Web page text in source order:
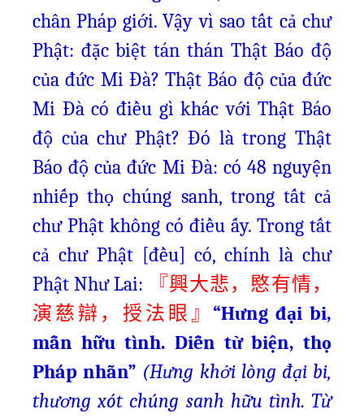
chân Pháp giới. Vậy vì sao tất cả chư
Phật: đặc biệt tán thán Thật Báo độ
của đức Mi Đà? Thật Báo độ của đức
Mi Đà có điều gì khác với Thật Báo
độ của chư Phật? Đó là trong Thật
Báo độ của đức Mi Đà: có 48 nguyện
nhiếp thọ chúng sanh, trong tất cả
chư Phật không có điều ấy. Trong tất
cả chư Phật [đều] có, chính là chư
Phật Như Lai:
『興大悲，愍有情，
演慈辯，授法眼』 “Hưng đại bi,
mẫn hữu tình. Diễn từ biện, thọ
Pháp nhãn” (Hưng khởi lòng đại bi,
thương xót chúng sanh hữu tình. Từ